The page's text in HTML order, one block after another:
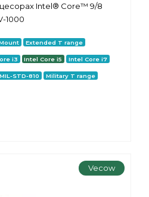
Intel® Core™ 9/8
1000
Extended T range
i3 Intel Core i5 Intel Core i7
MIL-STD-810 Military T range
Vecow